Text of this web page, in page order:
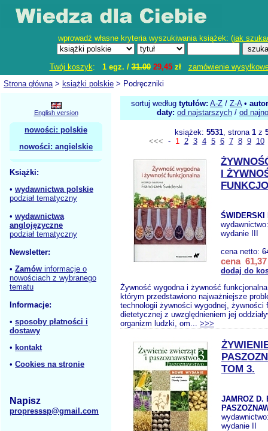
wprowadź własne kryteria wyszukiwania książek: (jak
Twój koszyk: 1 egz. /31.00 29,45zł
zamówienie
Strona główna> książki polskie > Podręczniki
English version
nowości: polskie
nowości: angielskie
Książki:
• wydawnictwa polskie
podział tematyczny
• wydawnictwa
anglojęzyczne
podział tematyczny
Newsletter:
• Zamów informacje o
nowościach z wybranego
tematu
Informacje:
• sposoby płatności i
dostawy
• kontakt
• Cookies na stronie
Napisz
propresssp@gmail.com
sortuj według tytułów: A-Z / Z-A•
daty: od najstarszych / od
książek: 5531, strona 1z
<<< - 1 2 3 4 5 6 7 8 9 10
I
ŚWIDERSKI
wydanie III
cena netto:
cena 61,37
dodaj do
Żywność wygodna i żywność
którym przedstawiono najważniejsze
technologii żywności wygodnej, żywności
dietetycznej z uwzględnieniem jej
organizm ludzki, om... >>>
TOM 3.
JAMROZ D.
wydanie II